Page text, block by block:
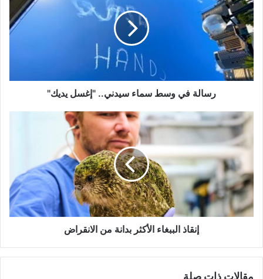
وسط
سماء
سيدني..
"إغسل
يديك"
رسالة في وسط سماء سيدني.. "إغسل يديك"
إنقاذ
الببغاء
الأكثر
الانقراض
إنقاذ الببغاء الأكثر بدانة من الانقراض
مقالات ذات صلة